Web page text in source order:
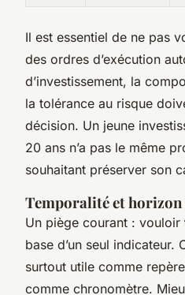
Il est essentiel de ne pas
des ordres d’exécution
d’investissement, la
la tolérance au risque
décision. Un jeune
20 ans n’a pas le même
souhaitant préserver son
Temporalité et
Un piège courant : vouloir
base d’un seul indicateur.
surtout utile comme
comme chronomètre.